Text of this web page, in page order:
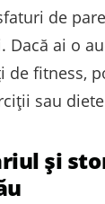
de
Dacă ai o
fitness,
sau
și